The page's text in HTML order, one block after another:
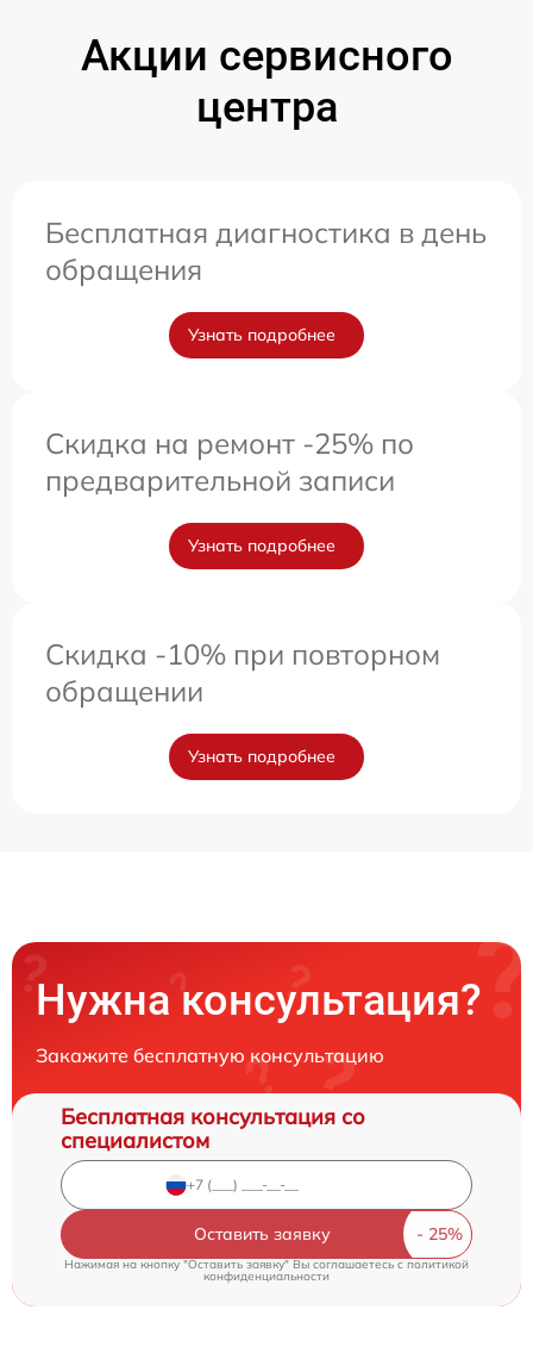
Акции сервисного
центра
Бесплатная диагностика в день
обращения
Узнать подробнее
Скидка на ремонт -25% по
предварительной записи
Узнать подробнее
Скидка -10% при повторном
обращении
Узнать подробнее
Нужна консультация?
Закажите бесплатную консультацию
Бесплатная консультация со
специалистом
Оставить заявку
Нажимая на кнопку "Оставить заявку" Вы соглашаетесь cполитикой
конфиденциальности